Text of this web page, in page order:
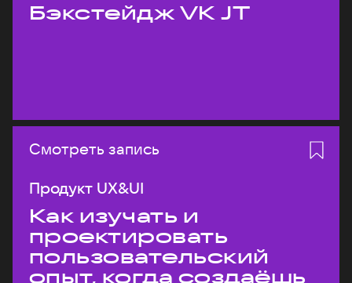
Бэкстейдж VK JT
Смотреть запись
Продукт UX&UI
Как изучать и
проектировать
пользовательский
опыт, когда создаёшь